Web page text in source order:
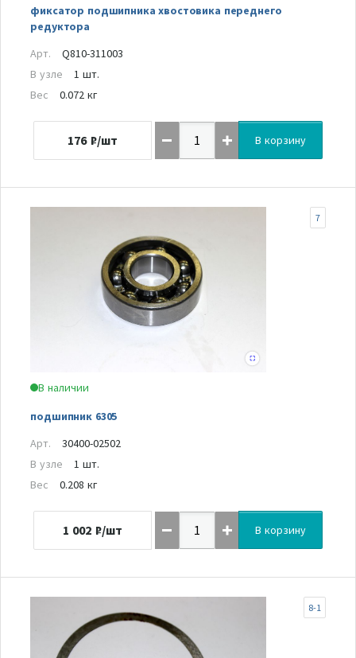
фиксатор подшипника хвостовика переднего
редуктора
Арт.
Q810-311003
В узле
1 шт.
Вес
0.072 кг
176 ₽/шт В корзину
В наличии
подшипник 6305
7
Арт.
30400-02502
В узле
1 шт.
Вес
0.208 кг
1 002 ₽/шт В корзину
8-1